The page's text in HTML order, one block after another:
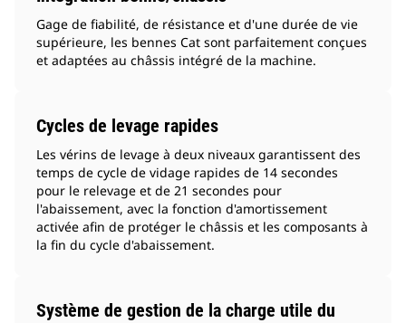
Gage de fiabilité, de résistance et d'une durée de vie
supérieure, les bennes Cat sont parfaitement conçues
et adaptées au châssis intégré de la machine.
Cycles de levage rapides
Les vérins de levage à deux niveaux garantissent des
temps de cycle de vidage rapides de 14 secondes
pour le relevage et de 21 secondes pour
l'abaissement, avec la fonction d'amortissement
activée afin de protéger le châssis et les composants à
la fin du cycle d'abaissement.
Système de gestion de la charge utile du